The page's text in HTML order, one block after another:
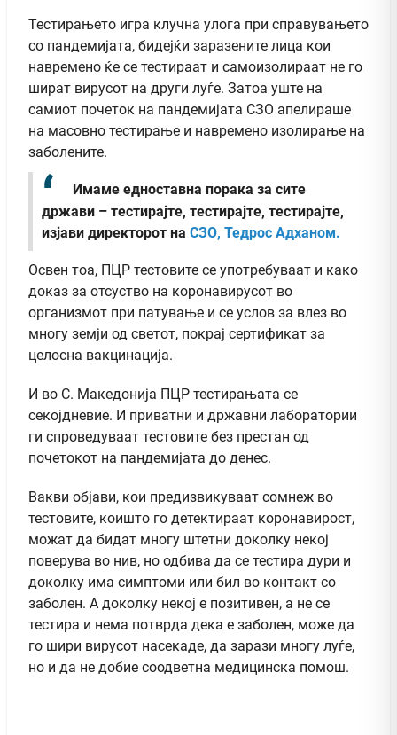
Тестирањето игра клучна улога при справувањето
со пандемијата, бидејќи заразените лица кои
навремено ќе се тестираат и самоизолираат не го
шират вирусот на други луѓе. Затоа уште на
самиот почеток на пандемијата СЗО апелираше
на масовно тестирање и навремено изолирање на
заболените.
Имаме едноставна порака за сите
држави – тестирајте, тестирајте, тестирајте,
изјави директорот на СЗО, Тедрос Адханом.
Освен тоа, ПЦР тестовите се употребуваат и како
доказ за отсуство на коронавирусот во
организмот при патување и се услов за влез во
многу земји од светот, покрај сертификат за
целосна вакцинација.
И во С. Македонија ПЦР тестирањата се
секојдневие. И приватни и државни лаборатории
ги спроведуваат тестовите без престан од
почетокот на пандемијата до денес.
Вакви објави, кои предизвикуваат сомнеж во
тестовите, коишто го детектираат коронавирост,
можат да бидат многу штетни доколку некој
поверува во нив, но одбива да се тестира дури и
доколку има симптоми или бил во контакт со
заболен. А доколку некој е позитивен, а не се
тестира и нема потврда дека е заболен, може да
го шири вирусот насекаде, да зарази многу луѓе,
но и да не добие соодветна медицинска помош.